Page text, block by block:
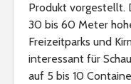
Produkt vorgestellt.
30 bis 60 Meter
Freizeitparks und
interessant für
auf 5 bis 10